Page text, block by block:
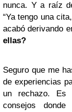
nunca. Y a raíz
“Ya tengo una
acabó derivando
ellas?
Seguro que me
de experiencias
un rechazo. Es
consejos